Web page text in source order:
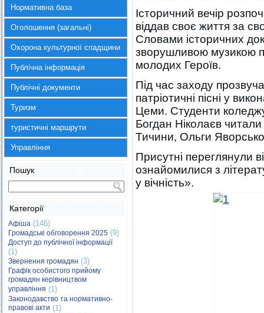
Нормативна база
Оголошення (загальні)
Охорона культурної спадщини
Публічна інформація
Публічні документи
Туризм
туристичні маршрути
Управління
Пошук
Категорії
Афіша (146)
Громадські обговорення 2025 (9)
Доступ до публічної інформації
(1)
Звернення громадян (3)
Графік особистого прийому
громадян керівництвом
управління (1)
Законодавство та нормативно-
правові акти (1)
Історичний вечір
віддав своє життя за
Словами історичних
зворушливою музикою
молодих Героїв.
Під час заходу
патріотичні пісні у
Цеми. Студенти
Богдан Ніколаєв
Тичини, Ольги
Присутні переглянули
ознайомилися з
у вічність».